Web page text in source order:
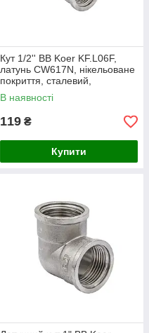
Кут 1/2'' ВВ Koer KF.L06F,
латунь CW617N, нікельоване
покриття, сталевий,
різьбовий, тиск 40 бар, Чехія
(KF0072)
В наявності
119 ₴
Купити